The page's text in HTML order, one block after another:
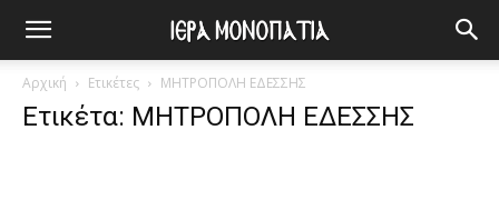
Αρχική Ετικέτες ΜΗΤΡΟΠΟΛΗ ΕΔΕΣΣΗΣ
Ετικέτα: ΜΗΤΡΟΠΟΛΗ ΕΔΕΣΣΗΣ